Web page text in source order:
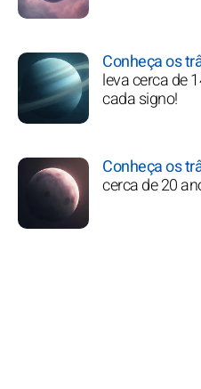
Conheça os
leva cerca de
cada signo!
Conheça os
cerca de 20